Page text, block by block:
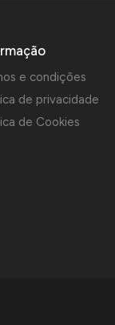
e condições
de privacidade
de Cookies